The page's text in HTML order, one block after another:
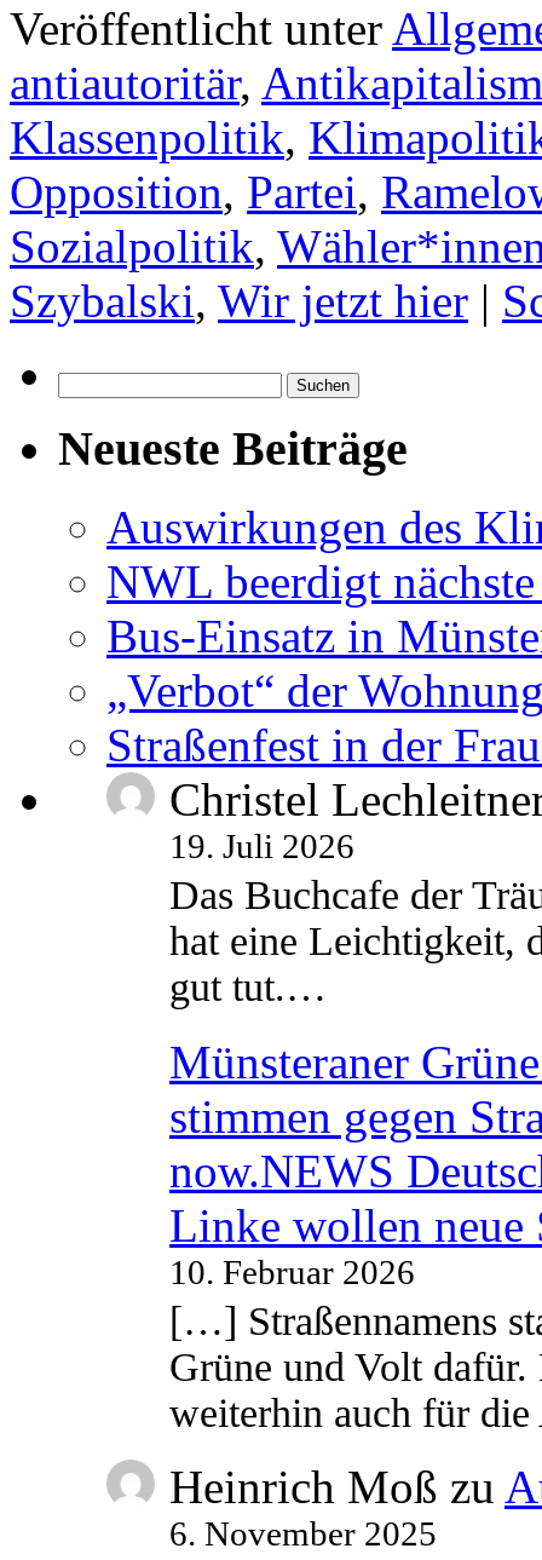
Veröffentlicht unter
antiautoritär,
Klassenpolitik,
Opposition, Partei,
Sozialpolitik,
Szybalski, Wir jetzt hier |
nach:
Neueste Beiträge
Auswirkungen des
NWL beerdigt
Bus-Einsatz in
„Verbot“ der
Straßenfest in der
Christel
19. Juli 2026
Das Buchcafe der
hat eine Leichtigkeit,
gut tut.…
Münsteraner
stimmen gegen
now.NEWS
Linke wollen neue
10. Februar 2026
[…] Straßennamens
Grüne und Volt
weiterhin auch für
Heinrich Moß zu
6. November 2025